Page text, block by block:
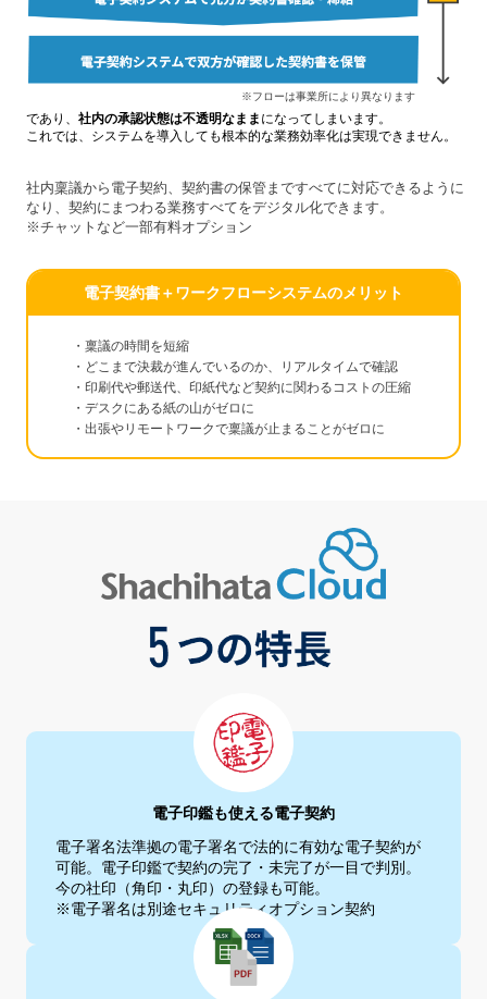
※フローは事業所により異なります
であり、 社内の承認状態は不透明なまま になってしまいます。
これでは、システムを導入しても根本的な業務効率化は実現できません。
社内稟議から電子契約、契約書の保管まですべてに対応できるように
なり、契約にまつわる業務すべてをデジタル化できます。
※チャットなど一部有料オプション
電子契約書＋ワークフローシステムのメリット
・稟議の時間を短縮
・どこまで決裁が進んでいるのか、リアルタイムで確認
・印刷代や郵送代、印紙代など契約に関わるコストの圧縮
・デスクにある紙の山がゼロに
・出張やリモートワークで稟議が止まることがゼロに
電子印鑑も使える電子契約
電子署名法準拠の電子署名で法的に有効な電子契約が
可能。電子印鑑で契約の完了・未完了が一目で判別。
今の社印（角印・丸印）の登録も可能。
※電子署名は別途セキュリティオプション契約